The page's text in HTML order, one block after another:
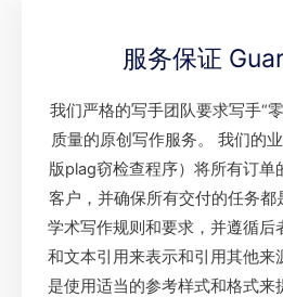
服务保证
我们严格的写手团队要求写手“
质量的原创写作服务。 我们的
版plag窃检查程序）将所有订单
客户，并确保所有交付的任务都
学术写作规则和要求，并遵循后
和文本引用来表示和引用其他来
是使用适当的参考样式和格式来